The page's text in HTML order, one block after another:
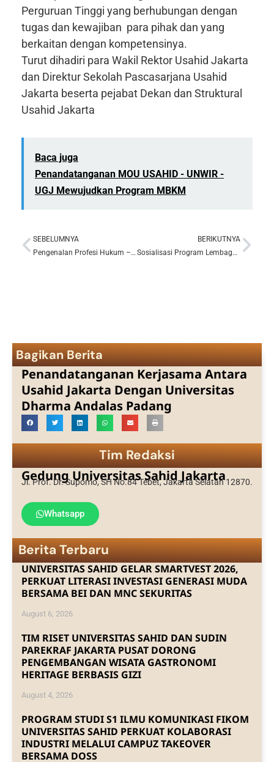
Perguruan Tinggi yang berhubungan dengan
tugas dan kewajiban para pihak dan yang
berkaitan dengan kompetensinya.
Turut dihadiri para Wakil Rektor Usahid Jakarta
dan Direktur Sekolah Pascasarjana Usahid
Jakarta beserta pejabat Dekan dan Struktural
Usahid Jakarta
Baca juga
Penandatanganan MOU USAHID - UNWIR -
UGJ Mewujudkan Program MBKM
Prev
SEBELUMNYA
Pengenalan Profesi Hukum – BEM Fak. Hukum Usahid Jakarta
BERIKUTNYA
Sosialisasi Program Lembaga Penelitian Pengabdian Kepada Masyarakat (LPPM) Usahid Jakarta
Bagikan Berita
Penandatanganan Kerjasama Antara
Usahid Jakarta Dengan Universitas
Dharma Andalas Padang
Tim Redaksi
Gedung Universitas Sahid Jakarta
Jl. Prof. Dr. Supomo, SH No.84 Tebet, Jakarta Selatan 12870.
Whatsapp
Berita Terbaru
UNIVERSITAS SAHID GELAR SMARTVEST 2026,
PERKUAT LITERASI INVESTASI GENERASI MUDA
BERSAMA BEI DAN MNC SEKURITAS
August 6, 2026
TIM RISET UNIVERSITAS SAHID DAN SUDIN
PAREKRAF JAKARTA PUSAT DORONG
PENGEMBANGAN WISATA GASTRONOMI
HERITAGE BERBASIS GIZI
August 4, 2026
PROGRAM STUDI S1 ILMU KOMUNIKASI FIKOM
UNIVERSITAS SAHID PERKUAT KOLABORASI
INDUSTRI MELALUI CAMPUZ TAKEOVER
BERSAMA DOSS